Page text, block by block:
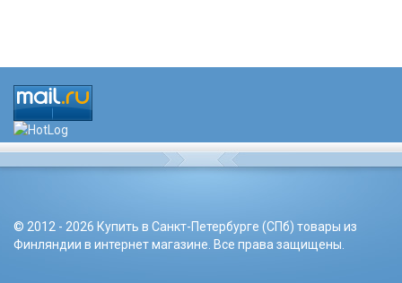
© 2012 - 2026 Купить в Санкт-Петербурге (СПб) товары из
Финляндии в интернет магазине. Все права защищены.